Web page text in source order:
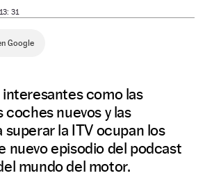
31
Google
como las
coches nuevos y las
superar la ITV ocupan los
nuevo episodio del podcast
mundo del motor.